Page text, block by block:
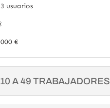
usuarios
€
A 49 TRABAJADORES